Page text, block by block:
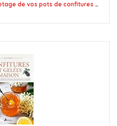
de vos pots de confitures et
- A8)